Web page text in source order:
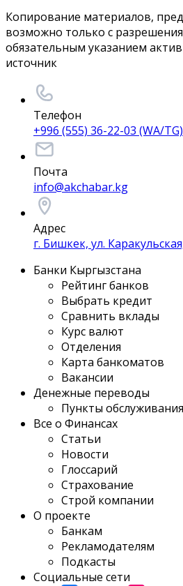
Копирование материалов,
возможно только с
обязательным указанием
источник
Телефон
+996 (555) 36-22-03 (WA/TG)
Почта
info@akchabar.kg
Адрес
г. Бишкек, ул.
Банки Кыргызстана
Рейтинг банков
Выбрать кредит
Сравнить вклады
Курс валют
Отделения
Карта банкоматов
Вакансии
Денежные переводы
Пункты обслуживания
Все о Финансах
Статьи
Новости
Глоссарий
Страхование
Строй компании
О проекте
Банкам
Рекламодателям
Подкасты
Социальные сети